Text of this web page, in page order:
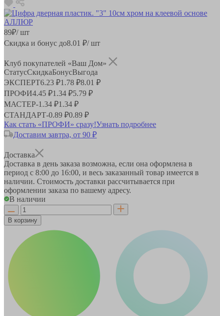
89₽/ шт
Скидка и бонус до8.01 ₽/ шт
Клуб покупателей «Ваш Дом»
СтатусСкидкаБонусВыгода
ЭКСПЕРТ6.23 ₽1.78 ₽8.01 ₽
ПРОФИ4.45 ₽1.34 ₽5.79 ₽
МАСТЕР-1.34 ₽1.34 ₽
СТАНДАРТ-0.89 ₽0.89 ₽
Как стать «ПРОФИ» сразу!Узнать подробнее
Доставим завтра, от 90 ₽
Доставка
Доставка в день заказа возможна, если она оформлена в
период с 8:00 до 16:00, и весь заказанный товар имеется в
наличии. Стоимость доставки рассчитывается при
оформлении заказа по вашему адресу.
В наличии
В корзину